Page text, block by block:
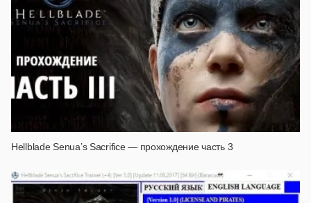
Hellblade Senua’s Sacrifice — прохождение часть 3